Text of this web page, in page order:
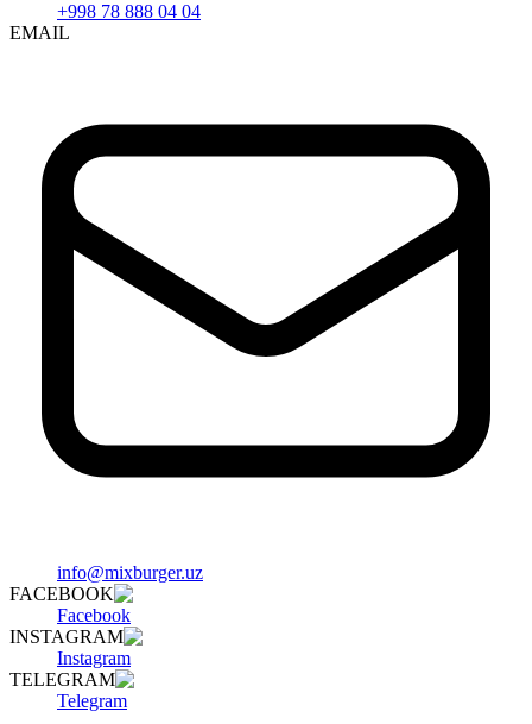
+998 78 888 04 04
EMAIL
info@mixburger.uz
FACEBOOK
Facebook
INSTAGRAM
Instagram
TELEGRAM
Telegram